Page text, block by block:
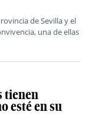
de Sevilla y el
una de ellas
tienen
esté en su